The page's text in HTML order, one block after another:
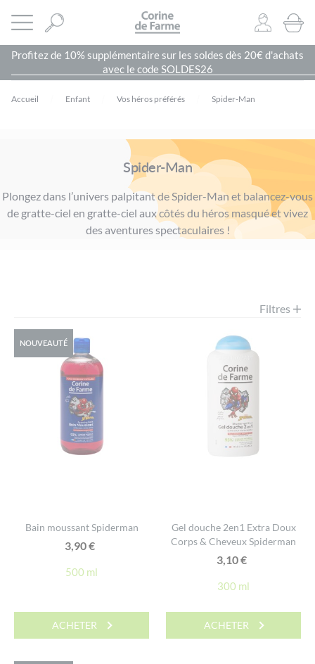
Ouvrir le menu CORINE DE FARME SITE OFFICIEL
0
Profitez de 10% supplémentaire sur les soldes dès 20€ d'achats
avec le code SOLDES26
Accueil Enfant Vos héros préférés Spider-Man
Spider-Man
Plongez dans l’univers palpitant de Spider-Man et balancez-vous
de gratte-ciel en gratte-ciel aux côtés du héros masqué et vivez
des aventures spectaculaires !
Filtres
NOUVEAUTÉ
Bain moussant Spiderman
3,90€
500 ml
ACHETER
Gel douche 2en1 Extra Doux
Corps & Cheveux Spiderman
3,10€
300 ml
ACHETER